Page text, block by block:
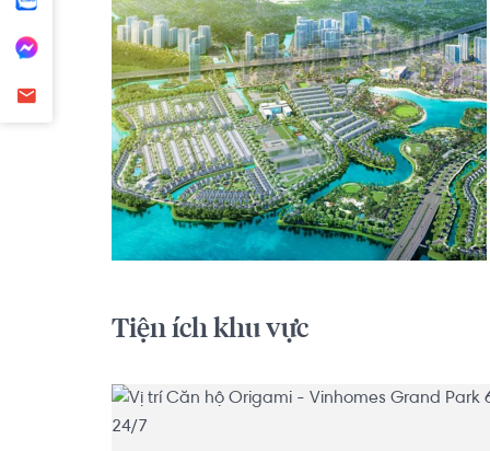
2PN 70m:
S9: 2.950 tỷ, view hồ bơi thoáng đẹp.
S10: 3.150 tỷ, bao hết, lỗ 960 triệu.
3PN 81m:
S9: 3.450 tỷ, tặng full nội thất.
S10: 4.3 tỷ, cắt lỗ 1 tỷ.
Và nhiều căn khác đang chờ anh chị khám phá!
Chính sách hỗ trợ tài chính:
Tư vấn vay vốn ngân hàng nhanh chóng, liên
Hotline: 0768892255 Hoàng Hằng ( Hotline/
Tiện ích khu vực